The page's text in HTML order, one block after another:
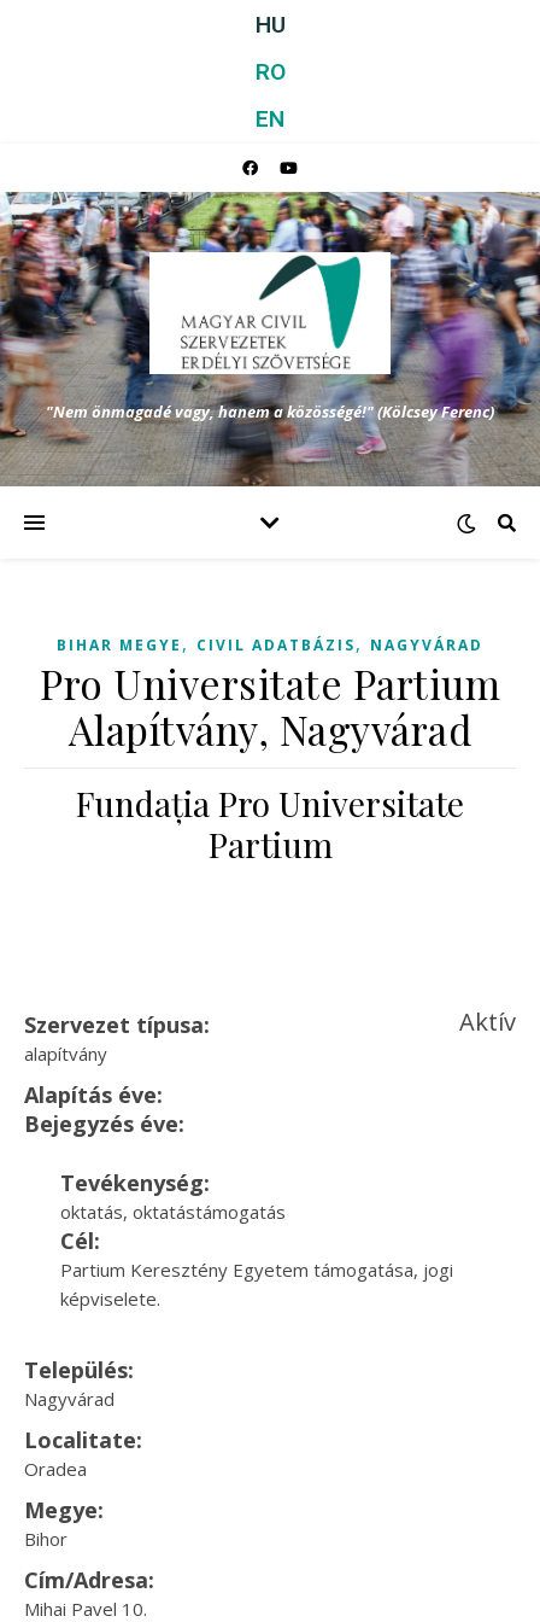
HU
RO
EN
"Nem önmagadé vagy, hanem a közösségé!" (Kölcsey Ferenc)
BIHAR MEGYE , CIVIL ADATBÁZIS, NAGYVÁRAD
Pro Universitate Partium
Alapítvány, Nagyvárad
Fundația Pro Universitate
Partium
Szervezet típusa:
alapítvány
Aktív
Alapítás éve:
Bejegyzés éve:
Tevékenység:
oktatás, oktatástámogatás
Cél:
Partium Keresztény Egyetem támogatása, jogi
képviselete.
Település:
Nagyvárad
Localitate:
Oradea
Megye:
Bihor
Cím/Adresa:
Mihai Pavel 10.